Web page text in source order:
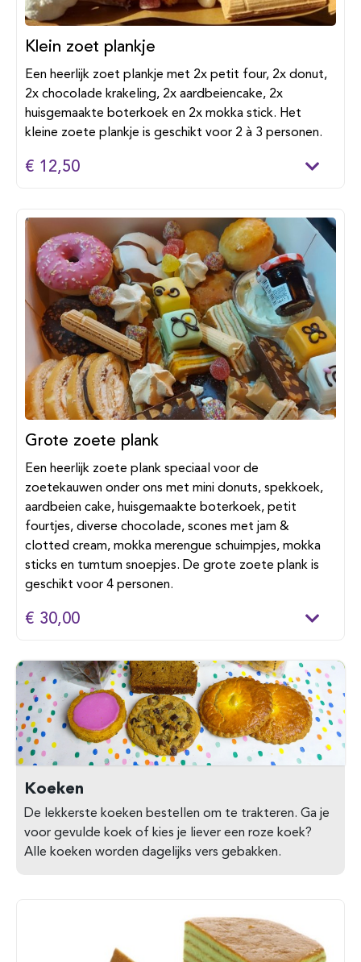
Klein zoet plankje
Een heerlijk zoet plankje met 2x petit four, 2x donut,
2x chocolade krakeling, 2x aardbeiencake, 2x
huisgemaakte boterkoek en 2x mokka stick. Het
kleine zoete plankje is geschikt voor 2 à 3 personen.
€ 12,50
Grote zoete plank
Een heerlijk zoete plank speciaal voor de
zoetekauwen onder ons met mini donuts, spekkoek,
aardbeien cake, huisgemaakte boterkoek, petit
fourtjes, diverse chocolade, scones met jam &
clotted cream, mokka merengue schuimpjes, mokka
sticks en tumtum snoepjes. De grote zoete plank is
geschikt voor 4 personen.
€ 30,00
Koeken
De lekkerste koeken bestellen om te trakteren. Ga je
voor gevulde koek of kies je liever een roze koek?
Alle koeken worden dagelijks vers gebakken.